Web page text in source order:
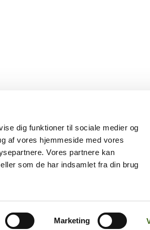
dig funktioner til sociale medier og
af vores hjemmeside med vores
Vores partnere kan
som de har indsamlet fra din brug
Marketing